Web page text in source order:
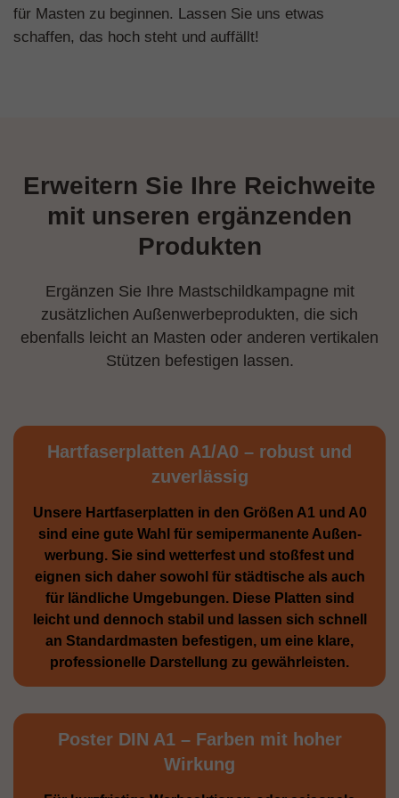
für Masten zu beginnen. Lassen Sie uns etwas
schaffen, das hoch steht und auffällt!
Erweitern Sie Ihre Reichweite
mit unseren ergänzenden
Produkten
Ergänzen Sie Ihre Mastschildkampagne mit
zusätzlichen Außenwerbeprodukten, die sich
ebenfalls leicht an Masten oder anderen vertikalen
Stützen befestigen lassen.
Hartfaserplatten A1/A0 – robust und
zuverlässig
Unsere Hartfaserplatten in den Größen A1 und A0
sind eine gute Wahl für semiperma­nente Außen­
werbung. Sie sind wetterfest und stoßfest und
eignen sich daher sowohl für städtische als auch
für ländliche Umge­bungen. Diese Platten sind
leicht und dennoch stabil und lassen sich schnell
an Standard­masten befestigen, um eine klare,
professionelle Darstellung zu gewährleisten.
Poster DIN A1 – Farben mit hoher
Wirkung